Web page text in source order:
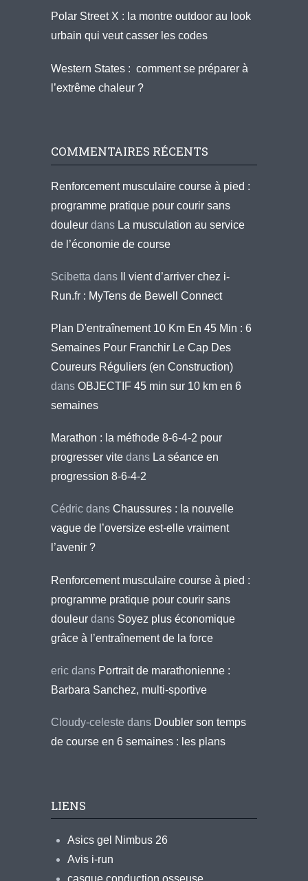
Polar Street X : la montre outdoor au look
urbain qui veut casser les codes
Western States : comment se préparer à
l’extrême chaleur ?
COMMENTAIRES RÉCENTS
Renforcement musculaire course à pied :
programme pratique pour courir sans
douleur dans La musculation au service
de l’économie de course
Scibetta dans
Il vient d’arriver chez i-
Run.fr : MyTens de Bewell Connect
Plan D'entraînement 10 Km En 45 Min : 6
Semaines Pour Franchir Le Cap Des
Coureurs Réguliers (en Construction)
dans OBJECTIF 45 min sur 10 km en 6
semaines
Marathon : la méthode 8-6-4-2 pour
progresser vite dans La séance en
progression 8-6-4-2
Cédric dans Chaussures : la nouvelle
vague de l’oversize est-elle vraiment
l’avenir ?
Renforcement musculaire course à pied :
programme pratique pour courir sans
douleur dans Soyez plus économique
grâce à l’entraînement de la force
eric dans Portrait de marathonienne :
Barbara Sanchez, multi-sportive
Cloudy-celeste dans Doubler son temps
de course en 6 semaines : les plans
LIENS
Asics gel Nimbus 26
Avis i-run